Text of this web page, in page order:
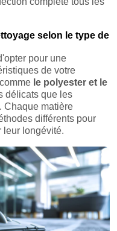
selon le type de
pour une
de votre
le polyester et le
délicats que les
Chaque matière
différents pour
leur longévité.